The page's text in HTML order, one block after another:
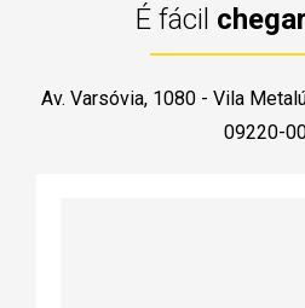
É fácil
Av. Varsóvia, 1080 - Vila
09220-